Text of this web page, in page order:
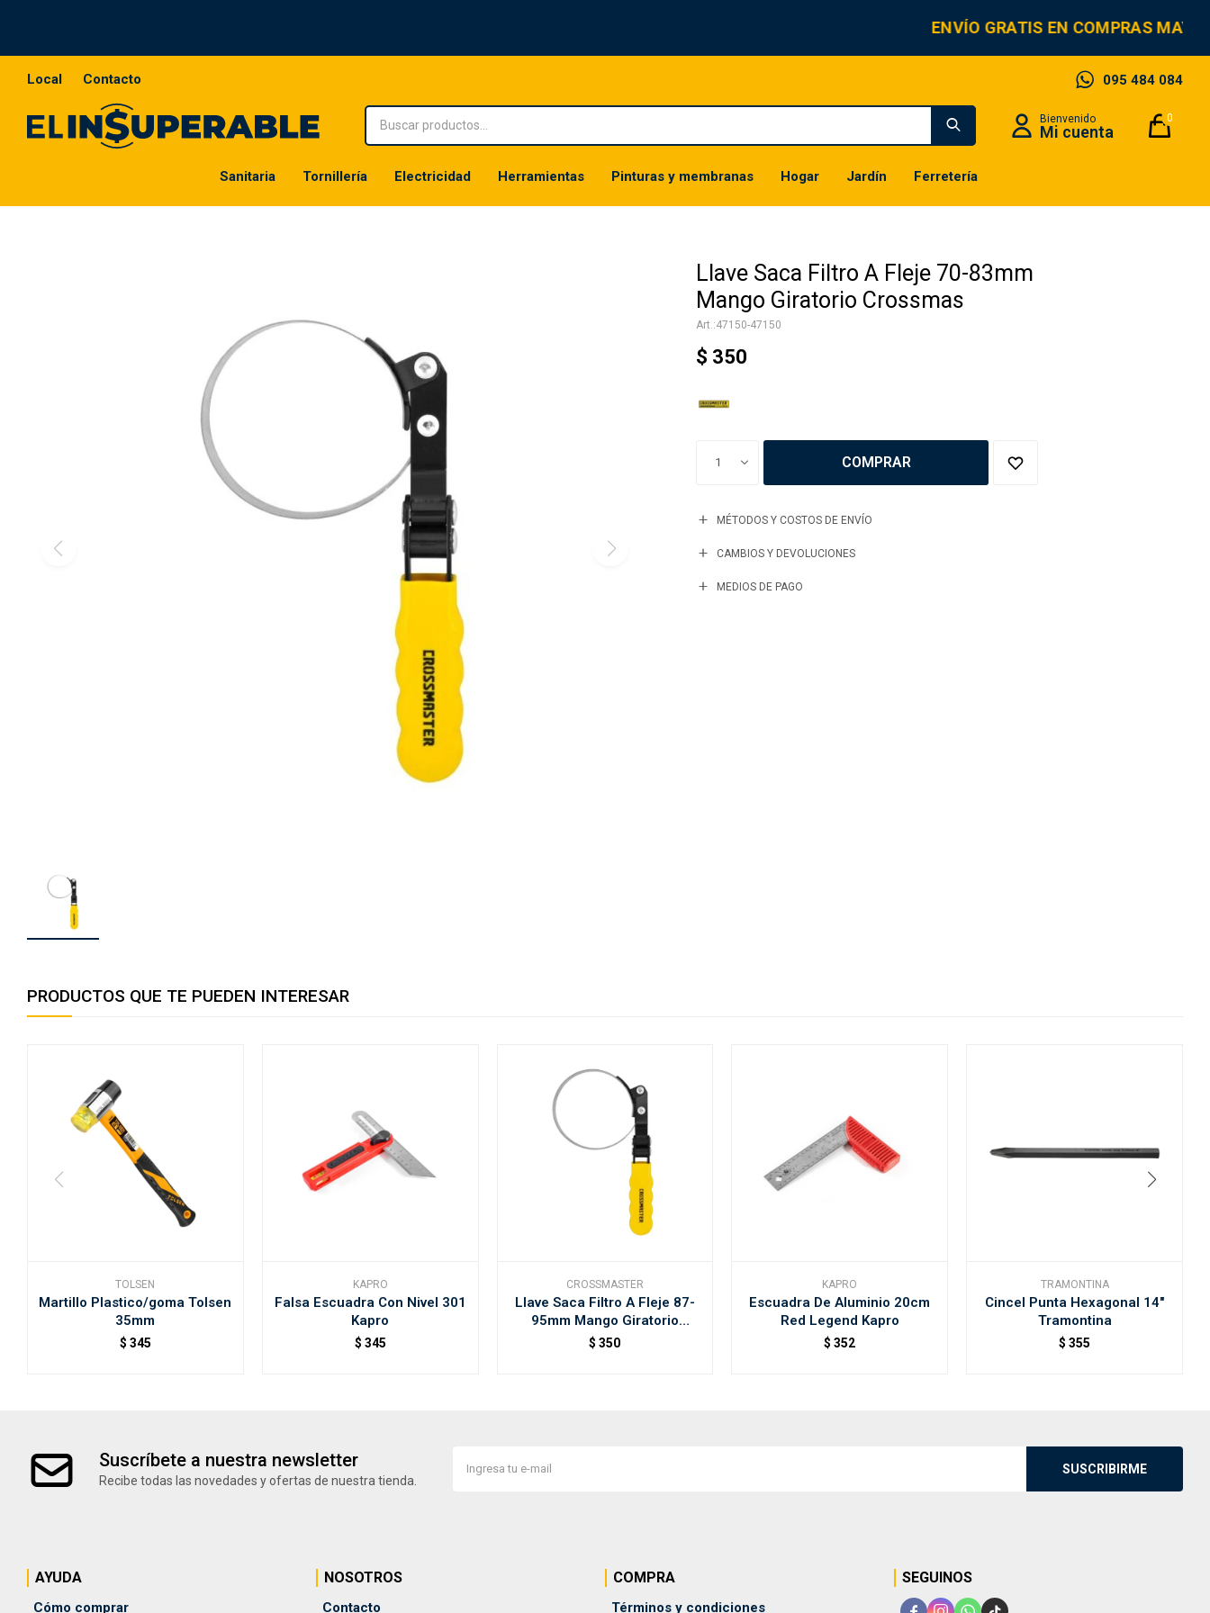
ENVÍO GRATIS EN COMPRAS
Sanitaria Tornillería Electricidad Herramientas Pinturas y membranas Hogar Jardín Ferretería
0
095 484 084
Local Contacto
Llave Saca Filtro A Fleje 70-83mm
Mango Giratorio Crossmas
47150-47150
$ 350
1 COMPRAR
MÉTODOS Y COSTOS DE ENVÍO
CAMBIOS Y DEVOLUCIONES
MEDIOS DE PAGO
PRODUCTOS QUE TE PUEDEN INTERESAR
TOLSEN
Martillo Plastico/goma Tolsen
35mm
$ 345
KAPRO
Falsa Escuadra Con Nivel 301
Kapro
$ 345
CROSSMASTER
Llave Saca Filtro A Fleje 87-
95mm Mango Giratorio
Crossmast
$ 350
KAPRO
Escuadra De Aluminio 20cm
Red Legend Kapro
$ 352
TRAMONTINA
Cincel Punta Hexagonal 14"
Tramontina
$ 355
Suscríbete a nuestra newsletter
Recibe todas las novedades y ofertas de nuestra tienda.
SUSCRIBIRME
AYUDA
Cómo comprar
NOSOTROS
Contacto
COMPRA
Términos y condiciones
SEGUINOS